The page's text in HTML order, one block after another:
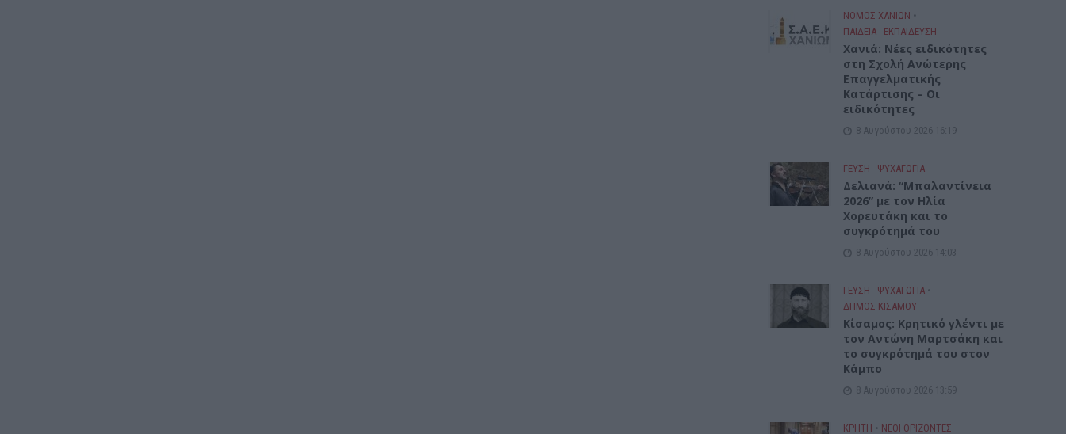
ΝΟΜΌΣ ΧΑΝΊΩΝ •
ΠΑΙΔΕΙΑ - ΕΚΠΑΙΔΕΥΣΗ
Χανιά: Νέες ειδικότητες
στη Σχολή Ανώτερης
Επαγγελματικής
Κατάρτισης – Οι
ειδικότητες
8 Αυγούστου 2026 16:19
ΓΕΎΣΗ - ΨΥΧΑΓΩΓΊΑ
Δελιανά: “Μπαλαντίνεια
2026” με τον Ηλία
Χορευτάκη και το
συγκρότημά του
8 Αυγούστου 2026 14:03
ΓΕΎΣΗ - ΨΥΧΑΓΩΓΊΑ •
ΔΉΜΟΣ ΚΙΣΆΜΟΥ
Kίσαμος: Κρητικό γλέντι με
τον Αντώνη Μαρτσάκη και
το συγκρότημά του στον
Κάμπο
8 Αυγούστου 2026 13:59
ΚΡΗΤΗ • ΝΕΟΙ ΟΡΙΖΟΝΤΕΣ